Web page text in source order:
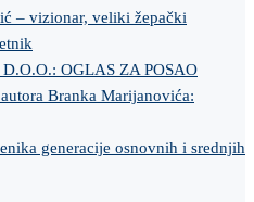
– vizionar, veliki žepački
OGLAS ZA POSAO
Branka Marijanovića:
generacije osnovnih i srednjih